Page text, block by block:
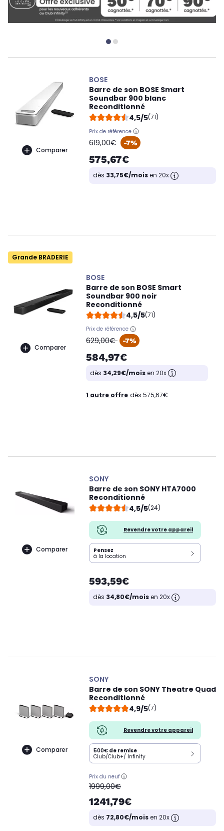
Comparer
BOSE
Barre de son BOSE Smart
Soundbar 900 blanc
Reconditionné
4,5/5(71)
Prix de référence
oldPrice
619,00€ -7%
575,67€
dès 33,75€/moisen 20x
Grande BRADERIE
Comparer
BOSE
Barre de son BOSE Smart
Soundbar 900 noir
Reconditionné
4,5/5(71)
Prix de référence
oldPrice
629,00€ -7%
584,97€
dès 34,29€/moisen 20x
1 autre offre dès 575,67€
Comparer
SONY
Barre de son SONY HTA7000
Reconditionné
4,5/5(24)
Revendre votre appareil
Pensez
à la location
593,59€
dès 34,80€/moisen 20x
Comparer
SONY
Barre de son SONY Theatre Quad
Reconditionné
4,9/5(7)
Revendre votre appareil
500€ de remise
Club/Club+/ Infinity
Prix du neuf
oldPrice
1999,00€
1241,79€
dès 72,80€/moisen 20x